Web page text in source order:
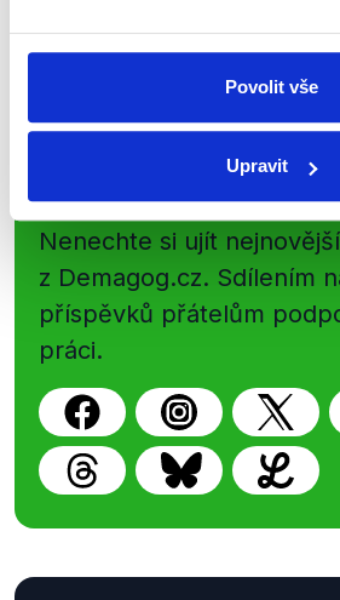
Povolit vše
Upravit
Newsletter
Nenechte si ujít
z Demagog.cz. Sdílením
příspěvků přátelům
práci.